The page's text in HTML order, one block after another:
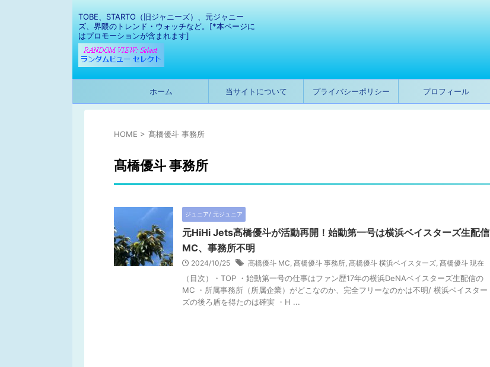
TOBE、STARTO（旧ジャニーズ）、元ジャニー
ズ、界隈のトレンド・ウォッチなど。[*本ページに
はプロモーションが含まれます]
ホーム 当サイトについて プライバシーポリシー プロフィール
HOME > 髙橋優斗 事務所
髙橋優斗 事務所
ジュニア/ 元ジュニア
元HiHi Jets髙橋優斗が活動再開！始動第一号は横浜ベイスターズ生配信
MC、事務所不明
2024/10/25 髙橋優斗 MC, 髙橋優斗 事務所, 髙橋優斗 横浜ベイスターズ, 髙橋優斗 現在
（目次）・TOP ・始動第一号の仕事はファン歴17年の横浜DeNAベイスターズ生配信の
MC ・所属事務所（所属企業）がどこなのか、完全フリーなのかは不明/ 横浜ベイスター
ズの後ろ盾を得たのは確実 ・H ...